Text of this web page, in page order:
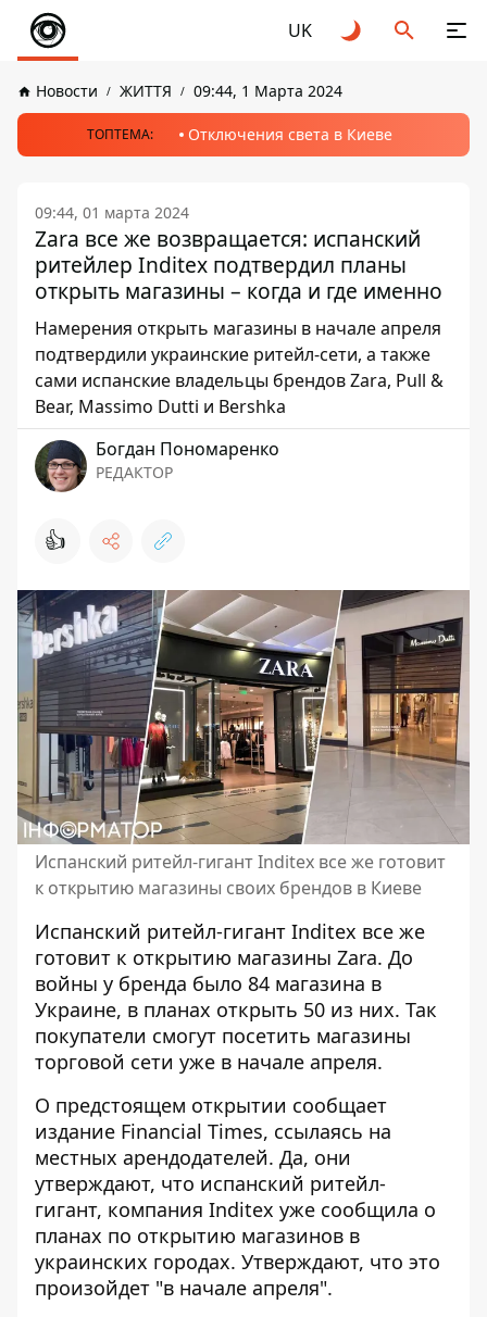
UK
Новости ЖИТТЯ 09:44, 1 Марта 2024
ТОПТЕМА: Отключения света в Киеве
09:44, 01 марта 2024
Zara все же возвращается: испанский
ритейлер Inditex подтвердил планы
открыть магазины – когда и где именно
Намерения открыть магазины в начале апреля
подтвердили украинские ритейл-сети, а также
сами испанские владельцы брендов Zara, Pull &
Bear, Massimo Dutti и Bershka
Богдан Пономаренко
РЕДАКТОР
👍
Испанский ритейл-гигант Inditex все же готовит
к открытию магазины своих брендов в Киеве
Испанский ритейл-гигант Inditex все же
готовит к открытию магазины Zara. До
войны у бренда было 84 магазина в
Украине, в планах открыть 50 из них. Так
покупатели смогут посетить магазины
торговой сети уже в начале апреля.
О предстоящем открытии сообщает
издание Financial Times, ссылаясь на
местных арендодателей. Да, они
утверждают, что испанский ритейл-
гигант, компания Inditex уже сообщила о
планах по открытию магазинов в
украинских городах. Утверждают, что это
произойдет "в начале апреля".